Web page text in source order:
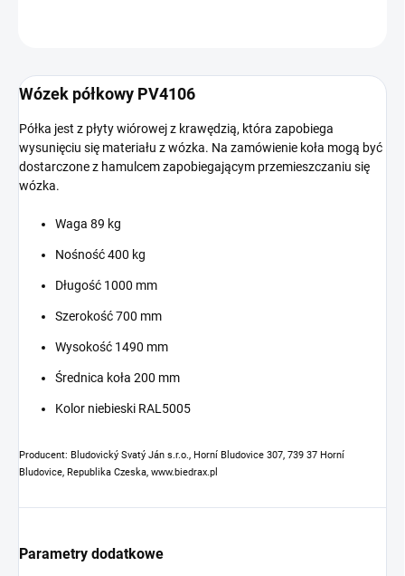
Wózek półkowy PV4106
Półka jest z płyty wiórowej z krawędzią, która zapobiega
wysunięciu się materiału z wózka. Na zamówienie koła mogą być
dostarczone z hamulcem zapobiegającym przemieszczaniu się
wózka.
Waga 89 kg
Nośność 400 kg
Długość 1000 mm
Szerokość 700 mm
Wysokość 1490 mm
Średnica koła 200 mm
Kolor niebieski RAL5005
Producent: Bludovický Svatý Ján s.r.o., Horní Bludovice 307, 739 37 Horní
Bludovice, Republika Czeska, www.biedrax.pl
Parametry dodatkowe